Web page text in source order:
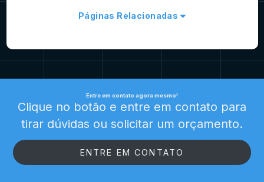
Páginas Relacionadas
Entre em contato agora mesmo!
Clique no botão e entre em contato para
tirar dúvidas ou solicitar um orçamento.
ENTRE EM CONTATO